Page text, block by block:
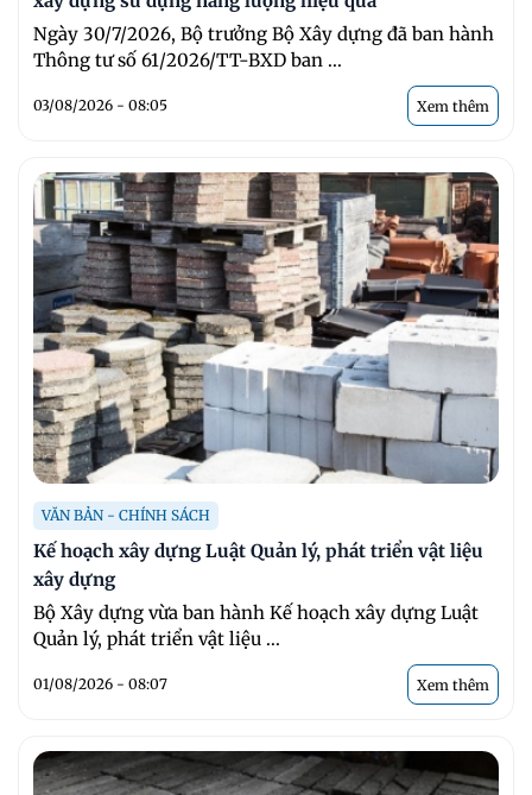
Ngày 30/7/2026, Bộ trưởng Bộ Xây dựng đã ban hành
Thông tư số 61/2026/TT-BXD ban ...
03/08/2026 - 08:05 Xem thêm
VĂN BẢN - CHÍNH SÁCH
Kế hoạch xây dựng Luật Quản lý, phát triển vật liệu
xây dựng
Bộ Xây dựng vừa ban hành Kế hoạch xây dựng Luật
Quản lý, phát triển vật liệu ...
01/08/2026 - 08:07 Xem thêm